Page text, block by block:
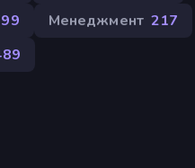
Менеджмент 217